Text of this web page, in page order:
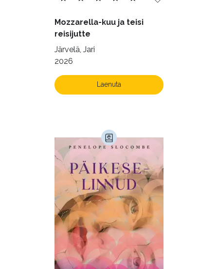
Mozzarella-kuu ja teisi
reisijutte
Järvelä, Jari
2026
Laenuta